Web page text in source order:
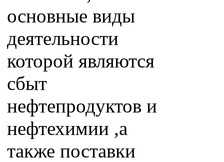
основные виды
деятельности
которой являются
сбыт
нефтепродуктов и
нефтехимии ,а
также поставки